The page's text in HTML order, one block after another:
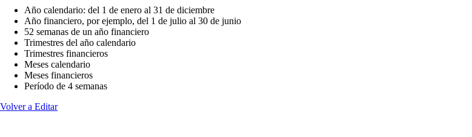
Año calendario: del 1 de enero al 31 de diciembre
Año financiero, por ejemplo, del 1 de julio al 30 de junio
52 semanas de un año financiero
Trimestres del año calendario
Trimestres financieros
Meses calendario
Meses financieros
Período de 4 semanas
Volver a Editar